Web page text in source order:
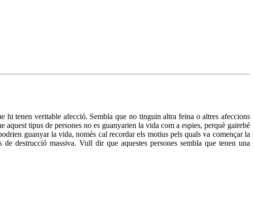
hi tenen veritable afecció. Sembla que no tinguin altra feina o altres afeccions
tipus de persones no es guanyarien la vida com a espies, perquè gairebé
guanyar la vida, només cal recordar els motius pels quals va començar la
destrucció massiva. Vull dir que aquestes persones sembla que tenen una